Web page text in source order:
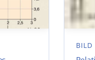
BILD